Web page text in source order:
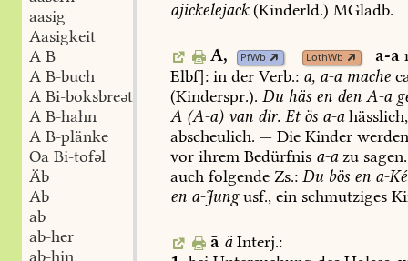
aasig
Aasigkeit
A B
A B-buch
A Bi-boksbreət
A B-hahn
A B-plänke
Oa Bi-tofəl
Äb
Ab
ab
ab-her
ab-hin
ajickelejack(Kinderld.) MGladb.
A, PfWb LothWb a-a
Elbf]: in der Verb.: a, a-amache
(Kinderspr.). Du häs en den A-a
A (A-a)van dir. Etös a-ahässlich,
abscheulich. — Die Kinder
vor ihrem Bedürfnis a-azu sagen.
auch folgende Zs.: Du bös en a-
en a-Jungusf., ein schmutziges
ā äInterj.: